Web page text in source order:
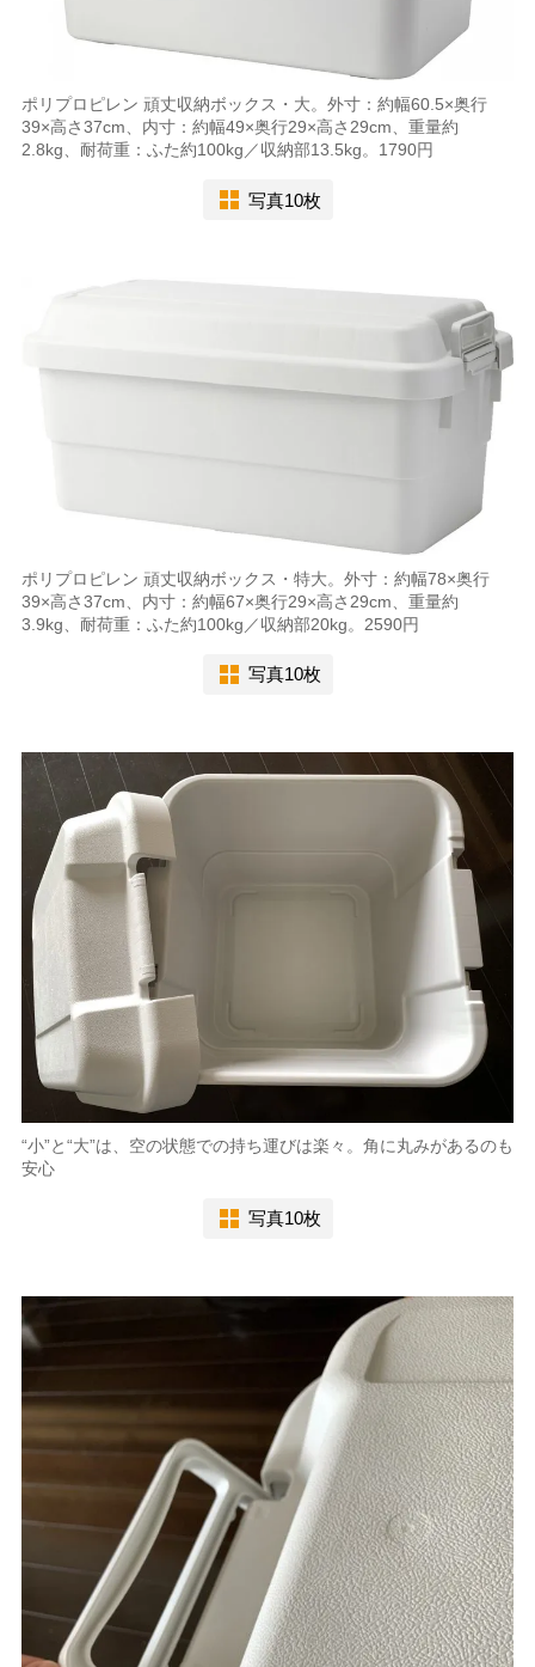
ポリプロピレン 頑丈収納ボックス・大。外寸：約幅60.5×奥行
39×高さ37cm、内寸：約幅49×奥行29×高さ29cm、重量約
2.8kg、耐荷重：ふた約100kg／収納部13.5kg。1790円
写真10枚
ポリプロピレン 頑丈収納ボックス・特大。外寸：約幅78×奥行
39×高さ37cm、内寸：約幅67×奥行29×高さ29cm、重量約
3.9kg、耐荷重：ふた約100kg／収納部20kg。2590円
写真10枚
“小”と“大”は、空の状態での持ち運びは楽々。角に丸みがあるのも
安心
写真10枚